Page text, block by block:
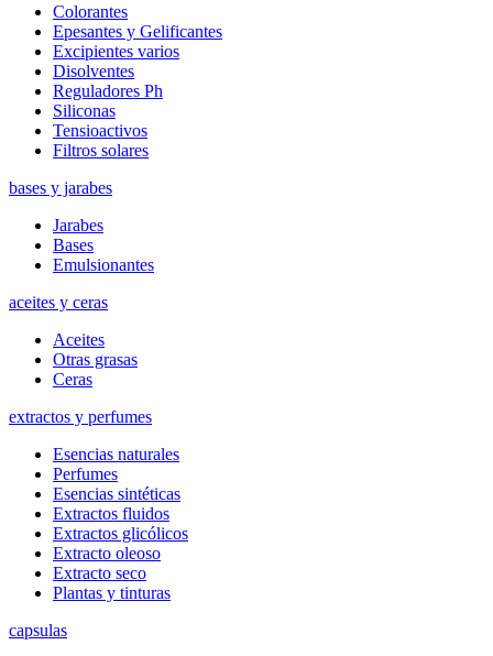
Colorantes
Epesantes y Gelificantes
Excipientes varios
Disolventes
Reguladores Ph
Siliconas
Tensioactivos
Filtros solares
bases y jarabes
Jarabes
Bases
Emulsionantes
aceites y ceras
Aceites
Otras grasas
Ceras
extractos y perfumes
Esencias naturales
Perfumes
Esencias sintéticas
Extractos fluidos
Extractos glicólicos
Extracto oleoso
Extracto seco
Plantas y tinturas
capsulas